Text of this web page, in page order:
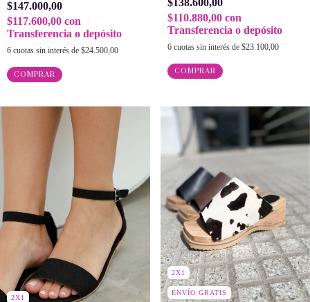
$147.000,00
$117.600,00 con
Transferencia o depósito
6 cuotas sin interés de $24.500,00
COMPRAR
$110.880,00 con
Transferencia o depósito
6 cuotas sin interés de $23.100,00
COMPRAR
2X1
2X1
ENVÍO GRATIS